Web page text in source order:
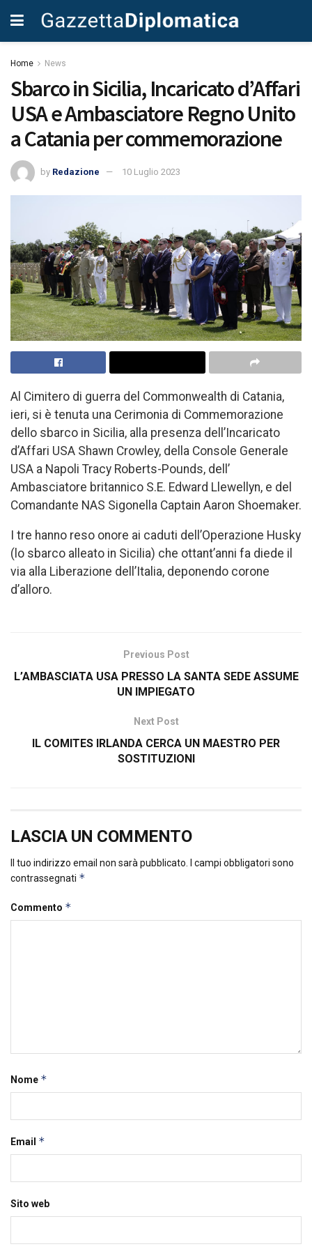
Home News
Sbarco in Sicilia, Incaricato d’Affari
USA e Ambasciatore Regno Unito
a Catania per commemorazione
by Redazione 10 Luglio 2023
Al Cimitero di guerra del Commonwealth di Catania,
ieri, si è tenuta una Cerimonia di Commemorazione
dello sbarco in Sicilia, alla presenza dell’Incaricato
d’Affari USA Shawn Crowley, della Console Generale
USA a Napoli Tracy Roberts-Pounds, dell’
Ambasciatore britannico S.E. Edward Llewellyn, e del
Comandante NAS Sigonella Captain Aaron Shoemaker.
I tre hanno reso onore ai caduti dell’Operazione Husky
(lo sbarco alleato in Sicilia) che ottant’anni fa diede il
via alla Liberazione dell’Italia, deponendo corone
d’alloro.
Previous Post
L’AMBASCIATA USA PRESSO LA SANTA SEDE ASSUME
UN IMPIEGATO
Next Post
IL COMITES IRLANDA CERCA UN MAESTRO PER
SOSTITUZIONI
LASCIA UN COMMENTO
Il tuo indirizzo email non sarà pubblicato.
I campi obbligatori sono
contrassegnati *
Commento *
Nome *
Email *
Sito web